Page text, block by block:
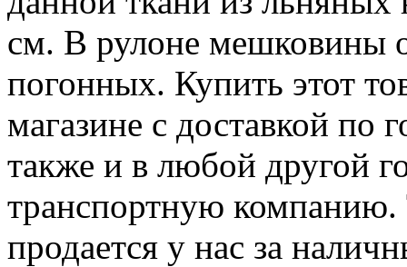
см. В рулоне мешковины
погонных. Купить этот
магазине с доставкой
также и в любой другой
транспортную
продается у нас за